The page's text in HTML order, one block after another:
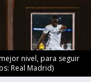
nivel, para seguir
Real Madrid)